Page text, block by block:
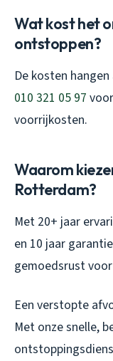
Wat kost het
ontstoppen?
De kosten
010 321 05 97
voorrijkosten.
Waarom
Rotterdam?
Met 20+ jaar
en 10 jaar
gemoedsrust
Een verstopte
Met onze snelle,